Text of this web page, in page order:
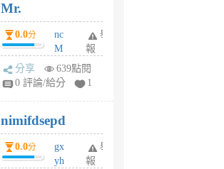
Mr.
0.0分
nc
M
U
F
U
5
個
月
舉
報
分享
639點閱
0 評論/給分
1
nimifdsepd
0.0分
gx
yh
舉
報